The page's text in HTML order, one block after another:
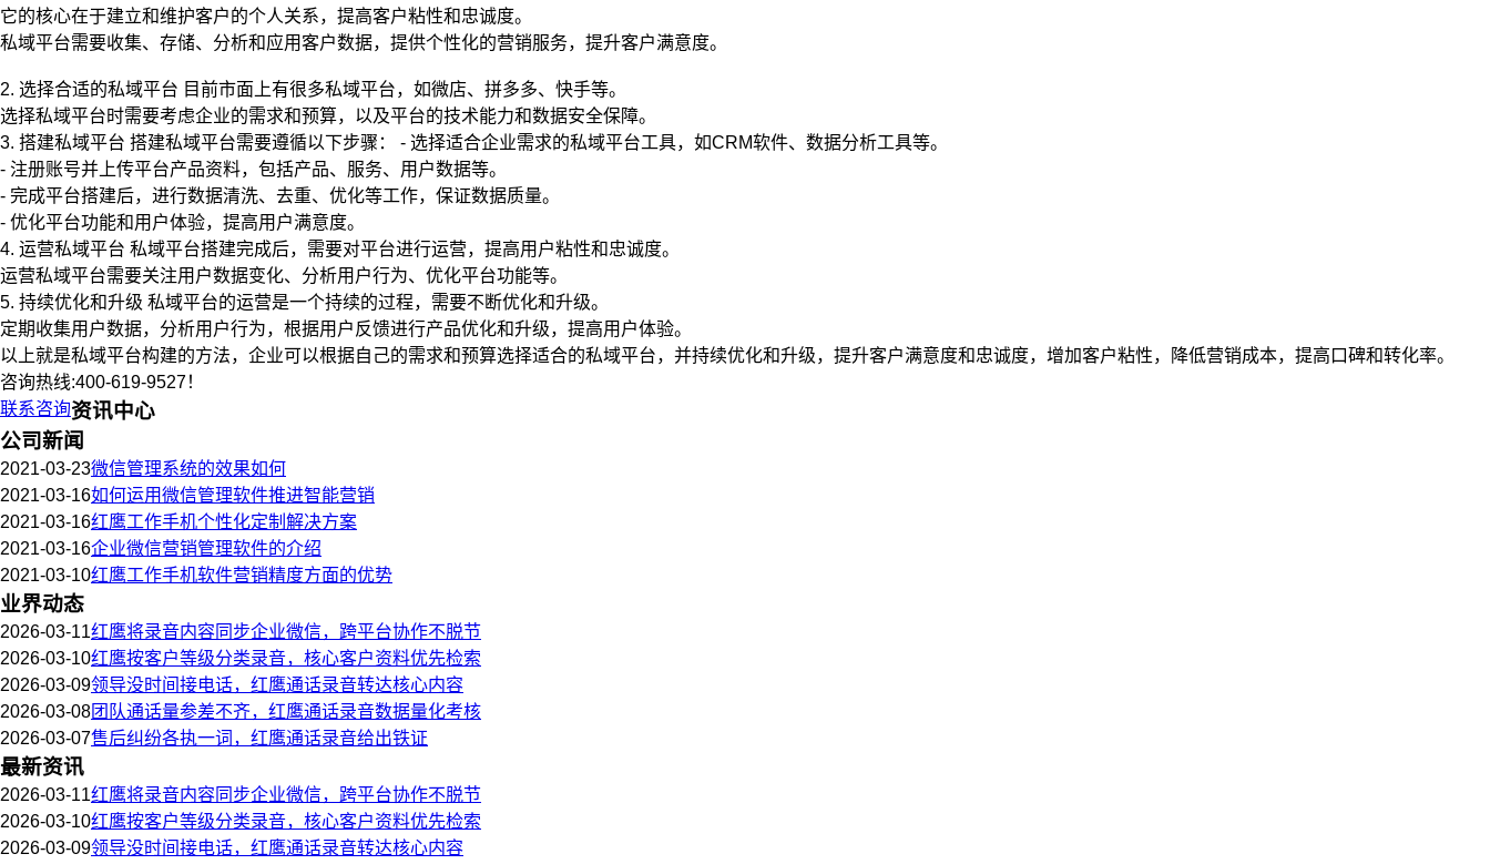
它的核心在于建立和维护客户的个人关系，提高客户粘性和忠诚度。
私域平台需要收集、存储、分析和应用客户数据，提供个性化的营销服务，提升客户满意度。
2. 选择合适的私域平台 目前市面上有很多私域平台，如微店、拼多多、快手等。
选择私域平台时需要考虑企业的需求和预算，以及平台的技术能力和数据安全保障。
3. 搭建私域平台 搭建私域平台需要遵循以下步骤： - 选择适合企业需求的私域平台工具，如CRM软件、数据分析工具等。
- 注册账号并上传平台产品资料，包括产品、服务、用户数据等。
- 完成平台搭建后，进行数据清洗、去重、优化等工作，保证数据质量。
- 优化平台功能和用户体验，提高用户满意度。
4. 运营私域平台 私域平台搭建完成后，需要对平台进行运营，提高用户粘性和忠诚度。
运营私域平台需要关注用户数据变化、分析用户行为、优化平台功能等。
5. 持续优化和升级 私域平台的运营是一个持续的过程，需要不断优化和升级。
定期收集用户数据，分析用户行为，根据用户反馈进行产品优化和升级，提高用户体验。
以上就是私域平台构建的方法，企业可以根据自己的需求和预算选择适合的私域平台，并持续优化和升级，提升客户满意度和忠诚度，增加客户粘性，降低营销成本，提高口碑和转化率。
咨询热线:400-619-9527！
联系咨询资讯中心
公司新闻
2021-03-23微信管理系统的效果如何
2021-03-16如何运用微信管理软件推进智能营销
2021-03-16红鹰工作手机个性化定制解决方案
2021-03-16企业微信营销管理软件的介绍
2021-03-10红鹰工作手机软件营销精度方面的优势
业界动态
2026-03-11红鹰将录音内容同步企业微信，跨平台协作不脱节
2026-03-10红鹰按客户等级分类录音，核心客户资料优先检索
2026-03-09领导没时间接电话，红鹰通话录音转达核心内容
2026-03-08团队通话量参差不齐，红鹰通话录音数据量化考核
2026-03-07售后纠纷各执一词，红鹰通话录音给出铁证
最新资讯
2026-03-11红鹰将录音内容同步企业微信，跨平台协作不脱节
2026-03-10红鹰按客户等级分类录音，核心客户资料优先检索
2026-03-09领导没时间接电话，红鹰通话录音转达核心内容